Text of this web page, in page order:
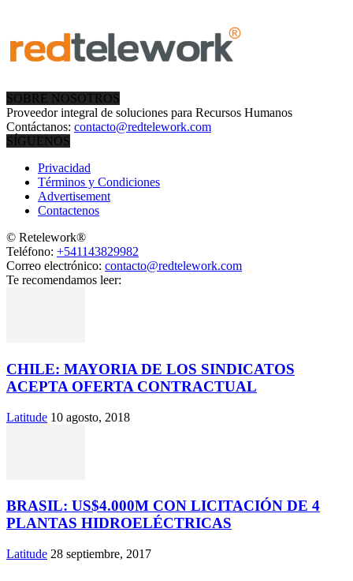
SOBRE NOSOTROS
Proveedor integral de soluciones para Recursos Humanos
Contáctanos: contacto@redtelework.com
SÍGUENOS
Privacidad
Términos y Condiciones
Advertisement
Contactenos
© Retelework®
Teléfono: +541143829982
Correo electrónico: contacto@redtelework.com
Te recomendamos leer:
CHILE: MAYORIA DE LOS SINDICATOS
ACEPTA OFERTA CONTRACTUAL
Latitude 10 agosto, 2018
BRASIL: US$4.000M CON LICITACIÓN DE 4
PLANTAS HIDROELÉCTRICAS
Latitude 28 septiembre, 2017